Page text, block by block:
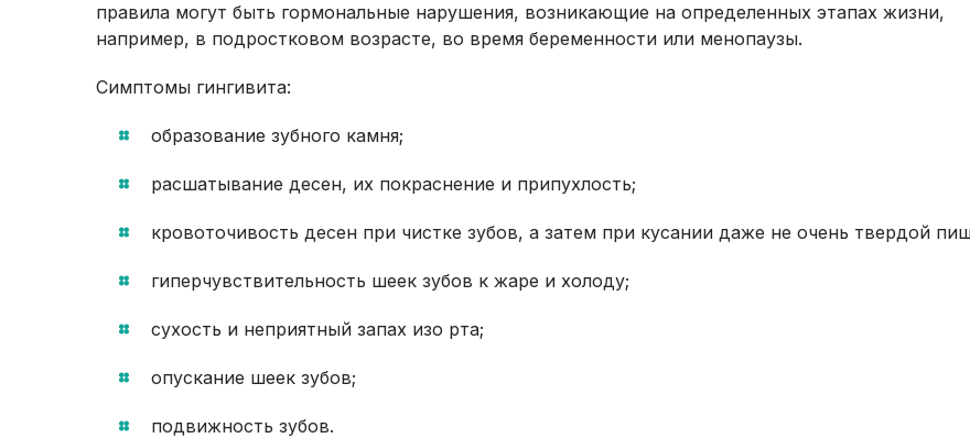
правила могут быть гормональные нарушения, возникающие на определенных этапах жизни,
например, в подростковом возрасте, во время беременности или менопаузы.
Симптомы гингивита:
образование зубного камня;
расшатывание десен, их покраснение и припухлость;
кровоточивость десен при чистке зубов, а затем при кусании даже не очень твердой
гиперчувствительность шеек зубов к жаре и холоду;
сухость и неприятный запах изо рта;
опускание шеек зубов;
подвижность зубов.